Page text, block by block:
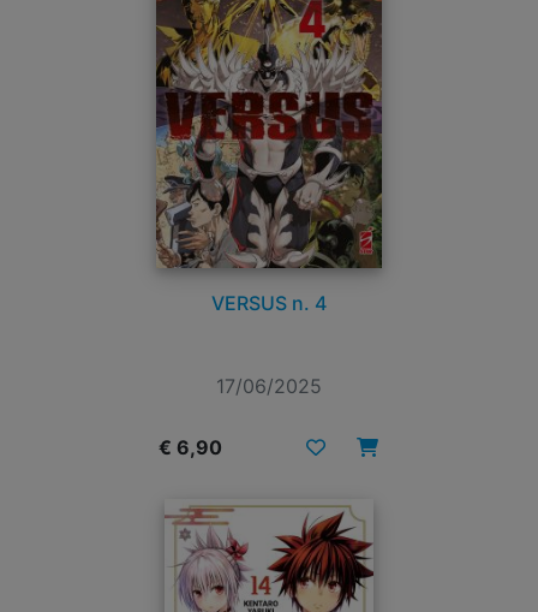
VERSUS n. 4
17/06/2025
€ 6,90